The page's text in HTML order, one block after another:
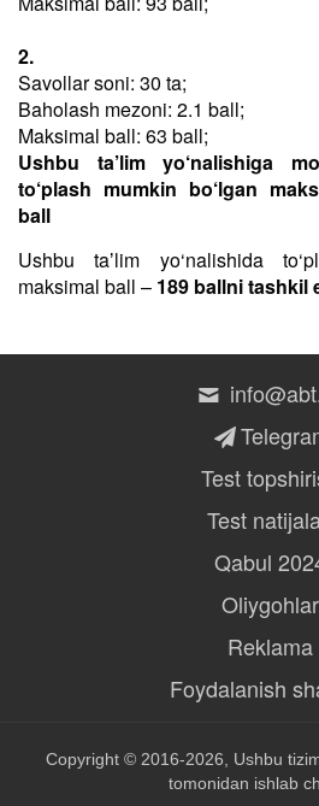
2.
Savollar soni: 30 ta;
Baholash mezoni: 2.1 ball;
Maksimal ball: 63 ball;
Ushbu ta’lim yo‘nalishiga
to‘plash mumkin bo‘lgan
ball
Ushbu taʼlim yo‘nalishida
maksimal ball – 189 ballni tashkil
Test
Test
Qabul
Oliygohlar
Reklama
Foydalanish
Copyright © 2016-2026, Ushbu
tomonidan ishlab